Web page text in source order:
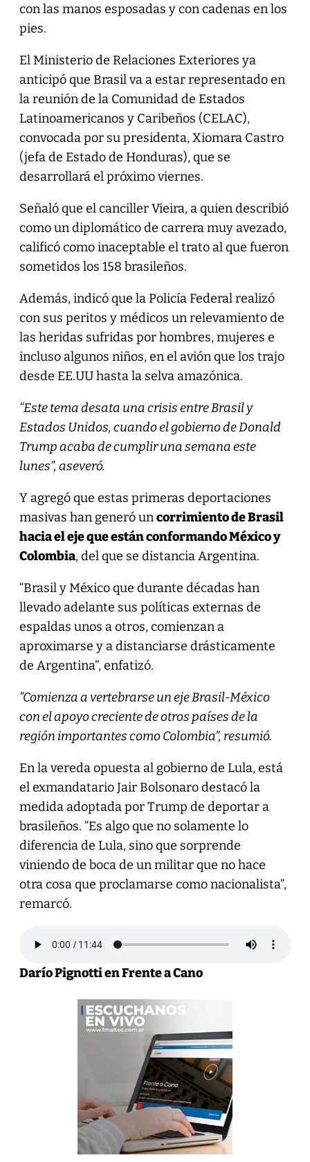
con las manos esposadas y con cadenas en los
pies.
El Ministerio de Relaciones Exteriores ya
anticipó que Brasil va a estar representado en
la reunión de la Comunidad de Estados
Latinoamericanos y Caribeños (CELAC),
convocada por su presidenta, Xiomara Castro
(jefa de Estado de Honduras), que se
desarrollará el próximo viernes.
Señaló que el canciller Vieira, a quien describió
como un diplomático de carrera muy avezado,
calificó como inaceptable el trato al que fueron
sometidos los 158 brasileños.
Además, indicó que la Policía Federal realizó
con sus peritos y médicos un relevamiento de
las heridas sufridas por hombres, mujeres e
incluso algunos niños, en el avión que los trajo
desde EE.UU hasta la selva amazónica.
“Este tema desata una crisis entre Brasil y
Estados Unidos, cuando el gobierno de Donald
Trump acaba de cumplir una semana este
lunes”, aseveró.
Y agregó que estas primeras deportaciones
masivas han generó uncorrimiento de Brasil
hacia el eje que están conformando México y
Colombia, del que se distancia Argentina.
“Brasil y México que durante décadas han
llevado adelante sus políticas externas de
espaldas unos a otros, comienzan a
aproximarse y a distanciarse drásticamente
de Argentina”, enfatizó.
“Comienza a vertebrarse un eje Brasil-México
con el apoyo creciente de otros países de la
región importantes como Colombia”, resumió.
En la vereda opuesta al gobierno de Lula, está
el exmandatario Jair Bolsonaro destacó la
medida adoptada por Trump de deportar a
brasileños. “Es algo que no solamente lo
diferencia de Lula, sino que sorprende
viniendo de boca de un militar que no hace
otra cosa que proclamarse como nacionalista”,
remarcó.
Darío Pignotti en Frente a Cano